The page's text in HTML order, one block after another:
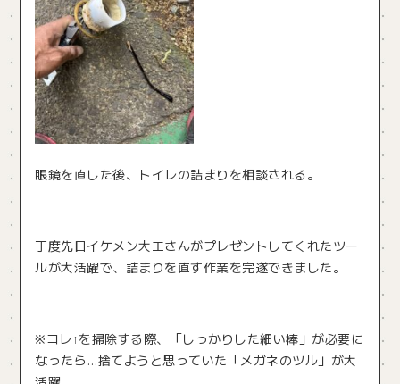
眼鏡を直した後、トイレの詰まりを相談される。
丁度先日イケメン大工さんがプレゼントしてくれたツー
ルが大活躍で、詰まりを直す作業を完遂できました。
※コレ↑を掃除する際、「しっかりした細い棒」が必要に
なったら…捨てようと思っていた「メガネのツル」が大